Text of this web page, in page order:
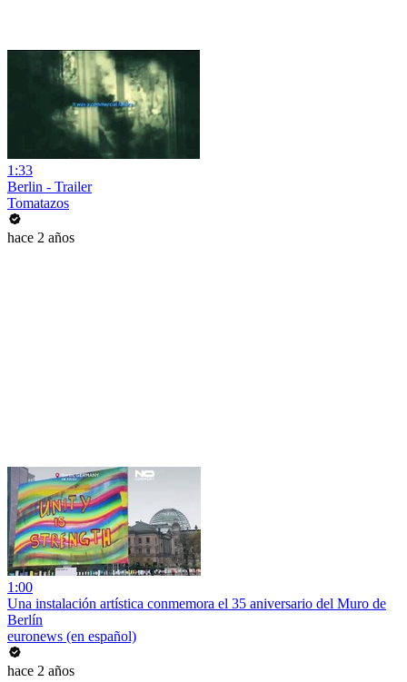
1:33
Berlin - Trailer
Tomatazos
hace 2 años
1:00
Una instalación artística conmemora el 35 aniversario del Muro de
Berlín
euronews (en español)
hace 2 años